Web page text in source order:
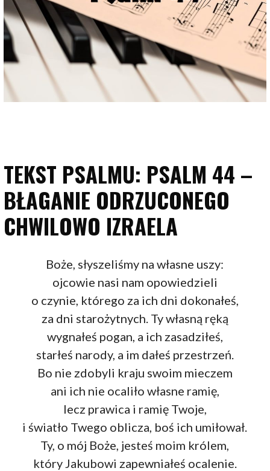
TEKST PSALMU: PSALM 44 –
BŁAGANIE ODRZUCONEGO
CHWILOWO IZRAELA
Boże, słyszeliśmy na własne uszy:
ojcowie nasi nam opowiedzieli
o czynie, którego za ich dni dokonałeś,
za dni starożytnych. Ty własną ręką
wygnałeś pogan, a ich zasadziłeś,
starłeś narody, a im dałeś przestrzeń.
Bo nie zdobyli kraju swoim mieczem
ani ich nie ocaliło własne ramię,
lecz prawica i ramię Twoje,
i światło Twego oblicza, boś ich umiłował.
Ty, o mój Boże, jesteś moim królem,
który Jakubowi zapewniałeś ocalenie.